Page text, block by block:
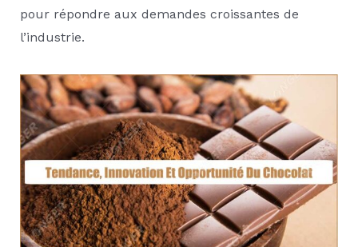
pour répondre aux demandes croissantes de
l’industrie.